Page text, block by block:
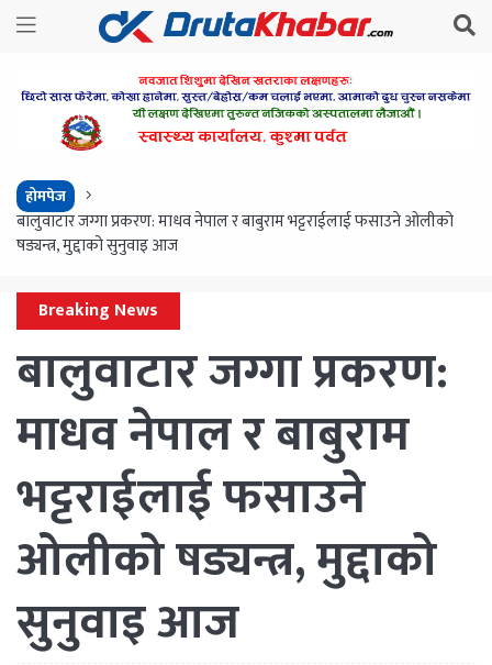
होमपेज
बालुवाटार जग्गा प्रकरण: माधव नेपाल र बाबुराम भट्टराईलाई फसाउने ओलीको
षड्यन्त्र, मुद्दाको सुनुवाइ आज
Breaking News
बालुवाटार जग्गा प्रकरण:
माधव नेपाल र बाबुराम
भट्टराईलाई फसाउने
ओलीको षड्यन्त्र, मुद्दाको
सुनुवाइ आज